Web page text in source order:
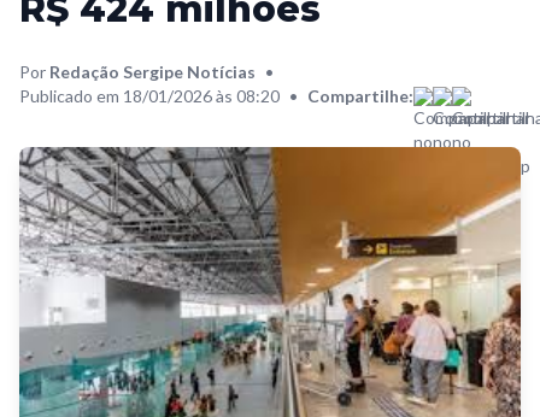
Por Redação Sergipe Notícias •
Publicado em 18/01/2026 às 08:20 • Compartilhe: